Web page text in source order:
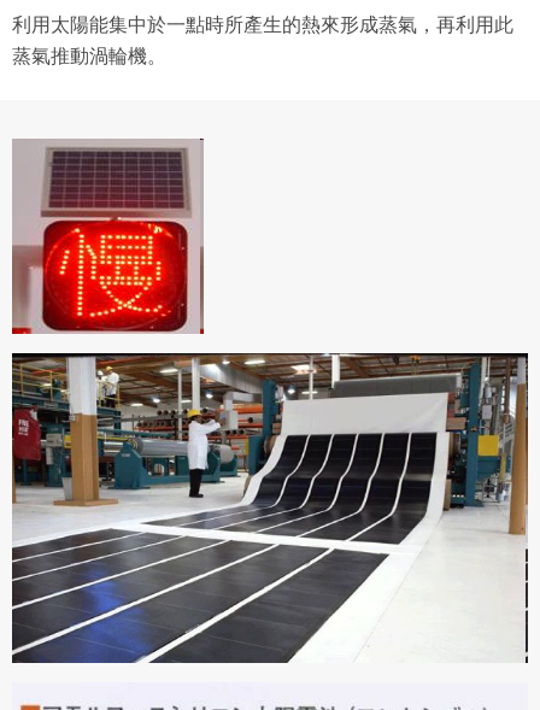
利用太陽能集中於一點時所產生的熱來形成蒸氣，再利用此
蒸氣推動渦輪機。
本合約終止後，會員不得對吉寶系統公司主張任何費用、補
償或賠償。
雙方合意專以臺灣臺北地方法院為第一審管轄法
院。